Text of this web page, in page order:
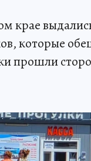
крае
которые
прошли